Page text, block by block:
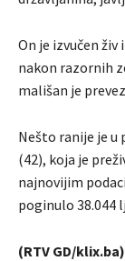
On je izvučen živ
nakon razornih
mališan je
Nešto ranije je u
(42), koja je
najnovijim
poginulo 38.044
(RTV GD/klix.ba)